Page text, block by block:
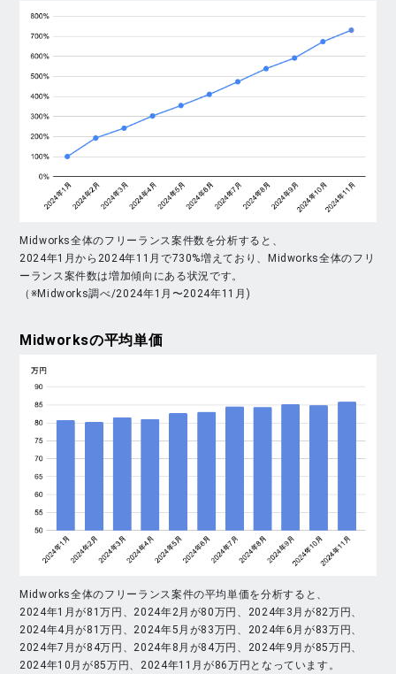
Midworks全体のフリーランス案件数を分析すると、
2024年1月から2024年11月で730%増えており、Midworks全体のフリ
ーランス案件数は増加傾向にある状況です。
（※Midworks調べ/2024年1月〜2024年11月)
Midworksの平均単価
Midworks全体のフリーランス案件の平均単価を分析すると、
2024年1月が81万円、2024年2月が80万円、2024年3月が82万円、
2024年4月が81万円、2024年5月が83万円、2024年6月が83万円、
2024年7月が84万円、2024年8月が84万円、2024年9月が85万円、
2024年10月が85万円、2024年11月が86万円となっています。